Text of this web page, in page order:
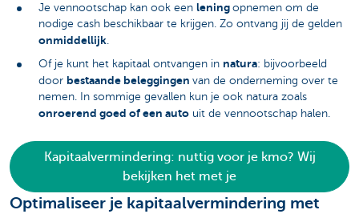
Je vennootschap kan ook een lening opnemen om de
nodige cash beschikbaar te krijgen. Zo ontvang jij de gelden
onmiddellijk.
Of je kunt het kapitaal ontvangen in natura: bijvoorbeeld
door bestaande beleggingen van de onderneming over te
nemen. In sommige gevallen kun je ook natura zoals
onroerend goed of een auto uit de vennootschap halen.
Kapitaalvermindering: nuttig voor je kmo? Wij
bekijken het met je
Optimaliseer je kapitaalvermindering met